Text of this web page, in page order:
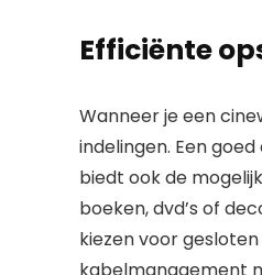
Efficiënte
Wanneer je een
indelingen. Een
biedt ook de
boeken, dvd’s of
kiezen voor